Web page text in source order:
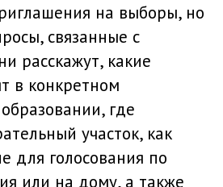
на выборы, но
связанные с
расскажут, какие
в конкретном
где
участок, как
для голосования по
или на дому, а также